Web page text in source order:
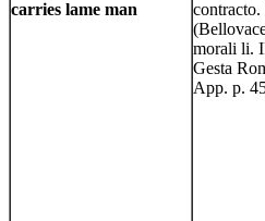
carries lame man
contracto.
morali li.
Gesta
App. p.